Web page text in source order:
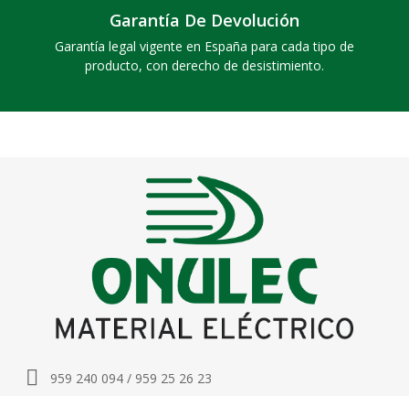
Garantía De Devolución
Garantía legal vigente en España para cada tipo de
producto, con derecho de desistimiento.
959 240 094 / 959 25 26 23